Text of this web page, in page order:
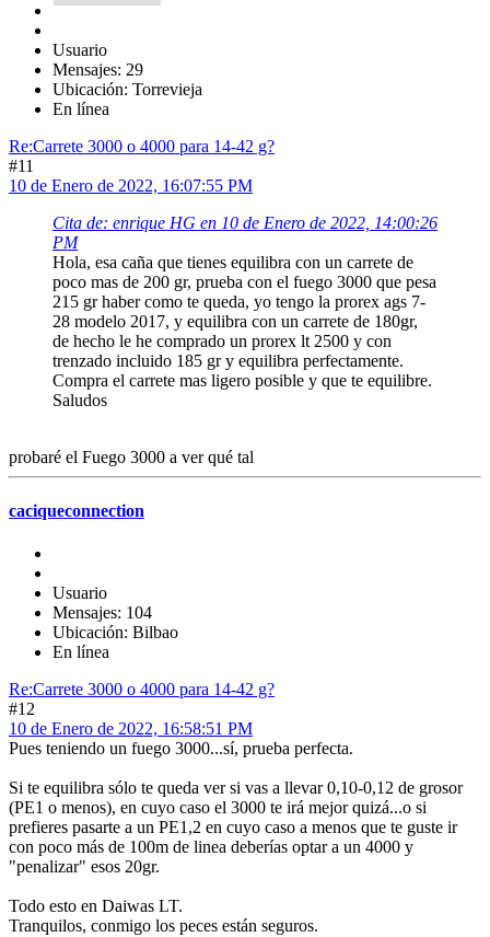
Usuario
Mensajes: 29
Ubicación: Torrevieja
En línea
Re:Carrete 3000 o 4000 para 14-42 g?
#11
10 de Enero de 2022, 16:07:55 PM
Cita de: enrique HG en 10 de Enero de 2022, 14:00:26
PM
Hola, esa caña que tienes equilibra con un carrete de
poco mas de 200 gr, prueba con el fuego 3000 que pesa
215 gr haber como te queda, yo tengo la prorex ags 7-
28 modelo 2017, y equilibra con un carrete de 180gr,
de hecho le he comprado un prorex lt 2500 y con
trenzado incluido 185 gr y equilibra perfectamente.
Compra el carrete mas ligero posible y que te equilibre.
Saludos
probaré el Fuego 3000 a ver qué tal
caciqueconnection
Usuario
Mensajes: 104
Ubicación: Bilbao
En línea
Re:Carrete 3000 o 4000 para 14-42 g?
#12
10 de Enero de 2022, 16:58:51 PM
Pues teniendo un fuego 3000...sí, prueba perfecta.
Si te equilibra sólo te queda ver si vas a llevar 0,10-0,12 de grosor
(PE1 o menos), en cuyo caso el 3000 te irá mejor quizá...o si
prefieres pasarte a un PE1,2 en cuyo caso a menos que te guste ir
con poco más de 100m de linea deberías optar a un 4000 y
"penalizar" esos 20gr.
Todo esto en Daiwas LT.
Tranquilos, conmigo los peces están seguros.